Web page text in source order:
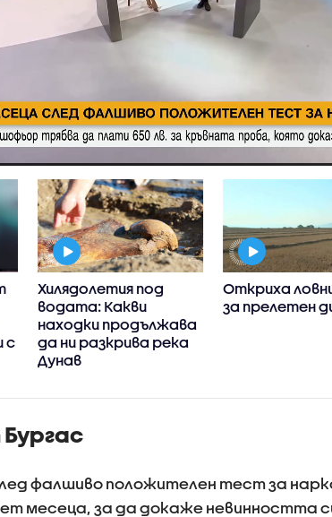
с
Хилядолетия под
водата: Какви
находки продължава
да ни разкрива река
Дунав
Откриха
за прелетен
фалшиво положителен тест за
месеца, за да докаже невинността